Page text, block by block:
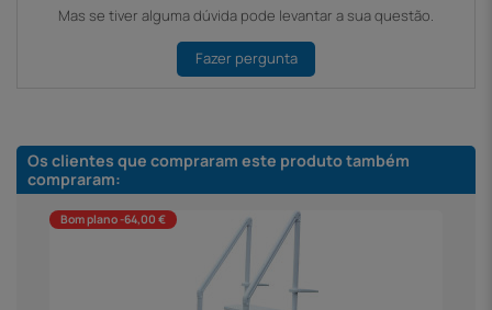
Mas se tiver alguma dúvida pode levantar a sua questão.
Fazer pergunta
Os clientes que compraram este produto também
compraram:
Bom plano -64,00 €